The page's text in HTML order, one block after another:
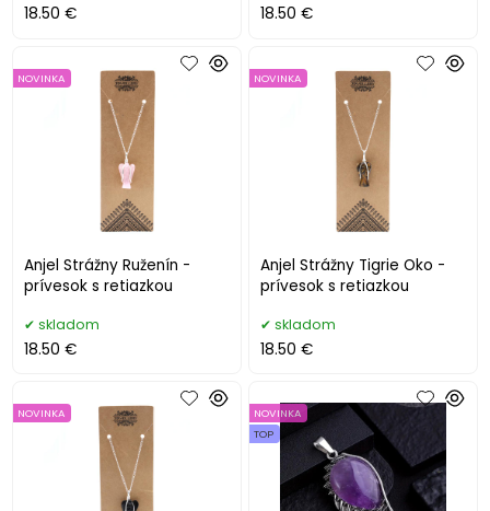
18.50 € 18.50 €
Anjel Strážny Ruženín -
prívesok s retiazkou
NOVINKA
skladom
18.50 €
Anjel Strážny Tigrie Oko -
prívesok s retiazkou
NOVINKA
skladom
18.50 €
NOVINKA
NOVINKA
TOP